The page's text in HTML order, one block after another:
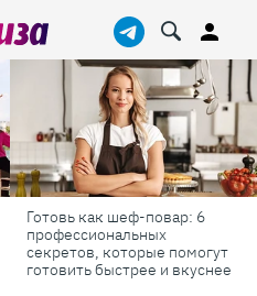
Масштабные приключения:
самые красивые фестивали
России в августе